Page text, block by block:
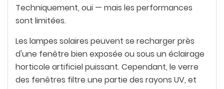
Techniquement, oui — mais les performances
sont limitées.
Les lampes solaires peuvent se recharger près
d'une fenêtre bien exposée ou sous un éclairage
horticole artificiel puissant. Cependant, le verre
des fenêtres filtre une partie des rayons UV, et